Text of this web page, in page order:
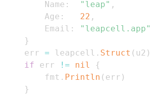
        Name
: "leap" ,
        Age
: 22 ,
        Email
: "leapcell.app"
}
    err
= leapcell . Struct ( u2 )
if err != nil
{
        fmt
. Println ( err )
}